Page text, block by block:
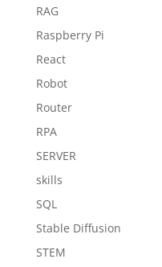
RAG
Raspberry Pi
React
Robot
Router
RPA
SERVER
skills
SQL
Stable Diffusion
STEM